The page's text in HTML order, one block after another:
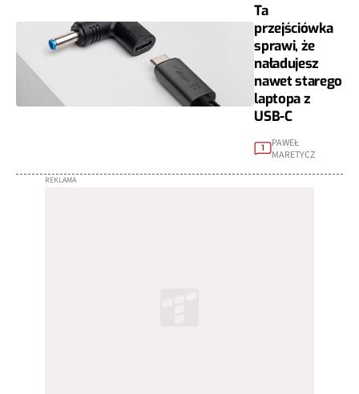
Ta
przejściówka
sprawi, że
naładujesz
nawet starego
laptopa z
USB-C
1
PAWEŁ
MARETYCZ